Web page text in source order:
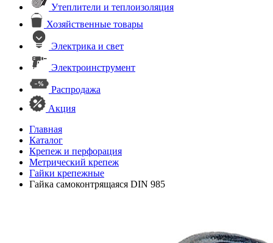
Утеплители и теплоизоляция
Хозяйственные товары
Электрика и свет
Электроинструмент
Распродажа
Акция
Главная
Каталог
Крепеж и перфорация
Метрический крепеж
Гайки крепежные
Гайка самоконтрящаяся DIN 985